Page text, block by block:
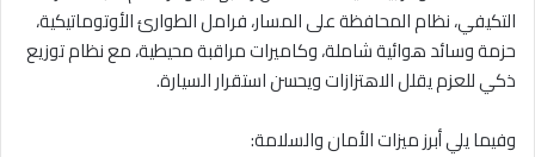
التكيفي، نظام المحافظة على المسار، فرامل الطوارئ الأوتوماتيكية،
حزمة وسائد هوائية شاملة، وكاميرات مراقبة محيطية، مع نظام توزيع
ذكي للعزم يقلل الاهتزازات ويحسن استقرار السيارة.
وفيما يلي أبرز ميزات الأمان والسلامة: